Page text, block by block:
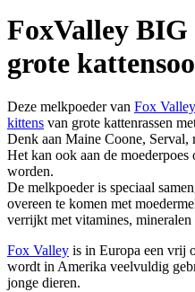
FoxValley
grote
Deze melkpoeder van Fox
kittens van grote kattenrassen
Denk aan Maine Coone, Serval,
Het kan ook aan de
worden.
De melkpoeder is speciaal
overeen te komen met
verrijkt met vitamines, mineralen
Fox Valley is in Europa een vrij
wordt in Amerika veelvuldig
jonge dieren.